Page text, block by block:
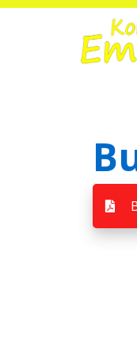
Onze school
Praktische